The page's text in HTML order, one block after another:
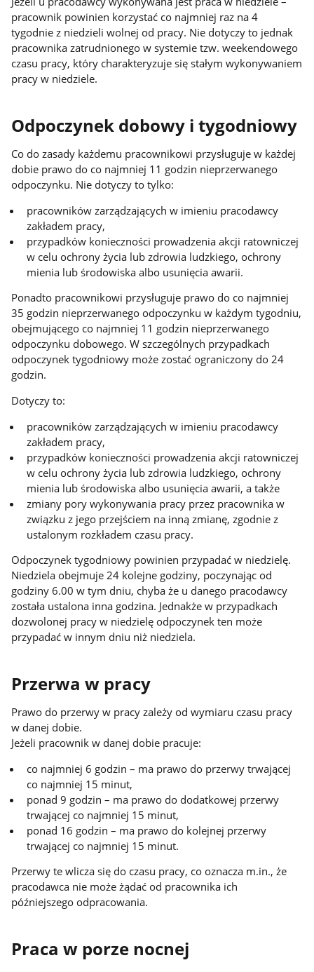
pracownik powinien korzystać co najmniej raz na 4
tygodnie z niedzieli wolnej od pracy. Nie dotyczy to jednak
pracownika zatrudnionego w systemie tzw. weekendowego
czasu pracy, który charakteryzuje się stałym wykonywaniem
pracy w niedziele.
Odpoczynek dobowy i tygodniowy
Co do zasady każdemu pracownikowi przysługuje w każdej
dobie prawo do co najmniej 11 godzin nieprzerwanego
odpoczynku. Nie dotyczy to tylko:
pracowników zarządzających w imieniu pracodawcy
zakładem pracy,
przypadków konieczności prowadzenia akcji ratowniczej
w celu ochrony życia lub zdrowia ludzkiego, ochrony
mienia lub środowiska albo usunięcia awarii.
Ponadto pracownikowi przysługuje prawo do co najmniej
35 godzin nieprzerwanego odpoczynku w każdym tygodniu,
obejmującego co najmniej 11 godzin nieprzerwanego
odpoczynku dobowego. W szczególnych przypadkach
odpoczynek tygodniowy może zostać ograniczony do 24
godzin.
Dotyczy to:
pracowników zarządzających w imieniu pracodawcy
zakładem pracy,
przypadków konieczności prowadzenia akcji ratowniczej
w celu ochrony życia lub zdrowia ludzkiego, ochrony
mienia lub środowiska albo usunięcia awarii, a także
zmiany pory wykonywania pracy przez pracownika w
związku z jego przejściem na inną zmianę, zgodnie z
ustalonym rozkładem czasu pracy.
Odpoczynek tygodniowy powinien przypadać w niedzielę.
Niedziela obejmuje 24 kolejne godziny, poczynając od
godziny 6.00 w tym dniu, chyba że u danego pracodawcy
została ustalona inna godzina. Jednakże w przypadkach
dozwolonej pracy w niedzielę odpoczynek ten może
przypadać w innym dniu niż niedziela.
Przerwa w pracy
Prawo do przerwy w pracy zależy od wymiaru czasu pracy
w danej dobie.
Jeżeli pracownik w danej dobie pracuje:
co najmniej 6 godzin – ma prawo do przerwy trwającej
co najmniej 15 minut,
ponad 9 godzin – ma prawo do dodatkowej przerwy
trwającej co najmniej 15 minut,
ponad 16 godzin – ma prawo do kolejnej przerwy
trwającej co najmniej 15 minut.
Przerwy te wlicza się do czasu pracy, co oznacza m.in., że
pracodawca nie może żądać od pracownika ich
późniejszego odpracowania.
Praca w porze nocnej